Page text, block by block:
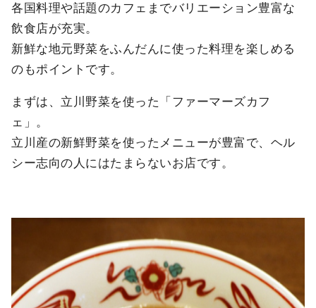
各国料理や話題のカフェまでバリエーション豊富な
飲食店が充実。
新鮮な地元野菜をふんだんに使った料理を楽しめる
のもポイントです。
まずは、立川野菜を使った「ファーマーズカフ
ェ」。
立川産の新鮮野菜を使ったメニューが豊富で、ヘル
シー志向の人にはたまらないお店です。